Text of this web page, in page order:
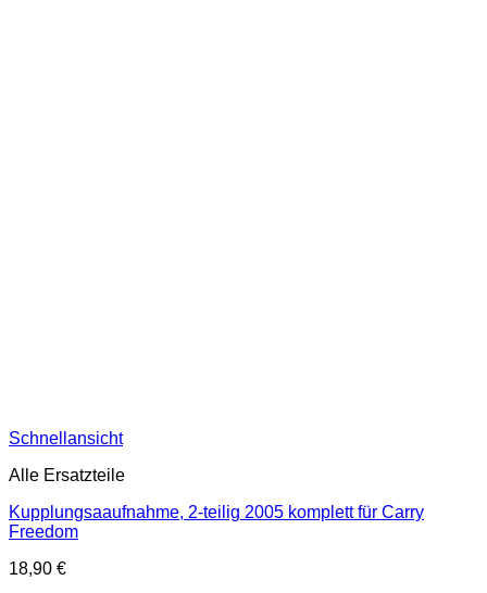
Schnellansicht
Alle Ersatzteile
Kupplungsaaufnahme, 2-teilig 2005 komplett für Carry
Freedom
18,90 €